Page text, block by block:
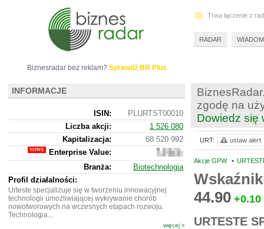
zgodę na
Dowiedz się
Akcje GPW •
44.90 +0.10
URTESTE
URT: ustaw alert
Biznesradar bez reklam? Sprawdź BR Plus
INFORMACJE
ISIN:
PLURTST00010
Liczba akcji:
1 526 080
Kapitalizacja:
68 520 992
Enterprise Value:
65
815
992
Branża:
Biotechnologia
Profil działalności:
Urteste specjalizuje się w tworzeniu innowacyjnej
technologii umożliwiającej wykrywanie chorób
nowotworowych na wczesnych etapach rozwoju.
Technologia...
więcej »
Trwa łączenie z
RADAR